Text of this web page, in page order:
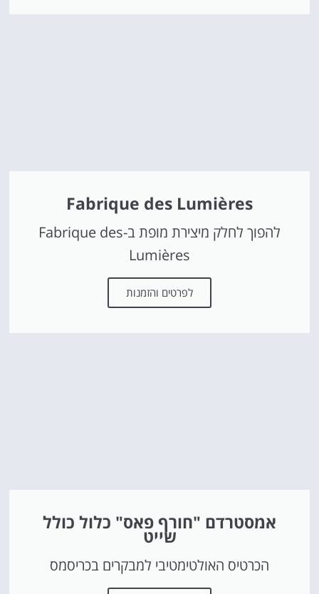
Fabrique des Lumières
להפוך לחלק מיצירת מופת ב-Fabrique des
Lumières
לפרטים והזמנות
אמסטרדם "חורף פאס" כלול כולל
שייט
הכרטיס האולטימטיבי למבקרים בכריסמס